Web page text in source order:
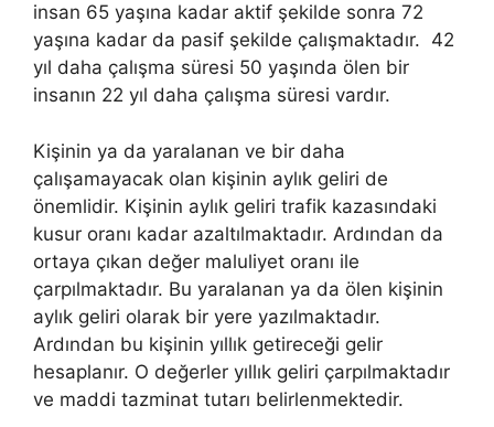
insan 65 yaşına kadar aktif şekilde sonra 72
yaşına kadar da pasif şekilde çalışmaktadır. 42
yıl daha çalışma süresi 50 yaşında ölen bir
insanın 22 yıl daha çalışma süresi vardır.
Kişinin ya da yaralanan ve bir daha
çalışamayacak olan kişinin aylık geliri de
önemlidir. Kişinin aylık geliri trafik kazasındaki
kusur oranı kadar azaltılmaktadır. Ardından da
ortaya çıkan değer maluliyet oranı ile
çarpılmaktadır. Bu yaralanan ya da ölen kişinin
aylık geliri olarak bir yere yazılmaktadır.
Ardından bu kişinin yıllık getireceği gelir
hesaplanır. O değerler yıllık geliri çarpılmaktadır
ve maddi tazminat tutarı belirlenmektedir.